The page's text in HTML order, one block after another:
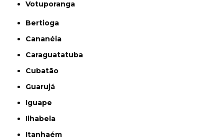
Votuporanga
Bertioga
Cananéia
Caraguatatuba
Cubatão
Guarujá
Iguape
Ilhabela
Itanhaém